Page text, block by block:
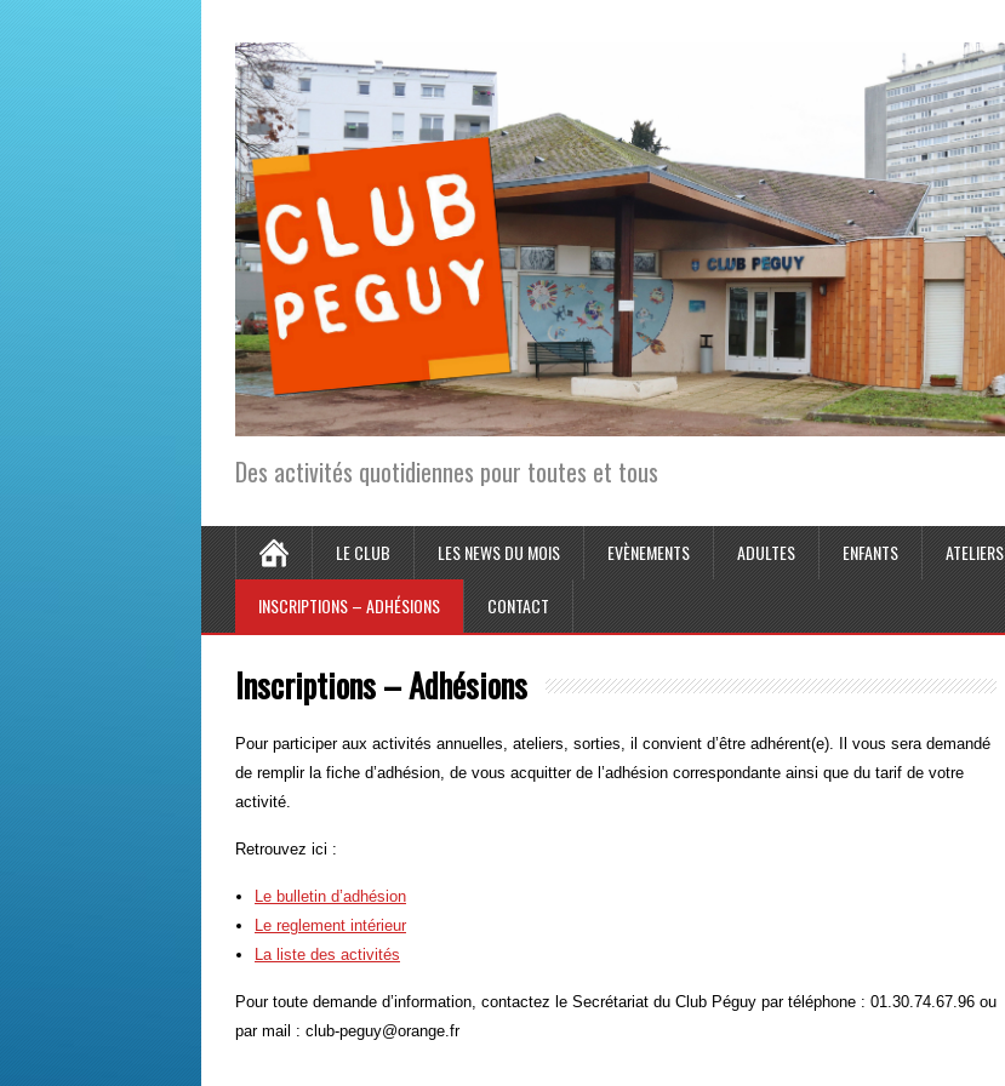
Des activités quotidiennes pour toutes et tous
LE CLUB LES NEWS DU MOIS EVÈNEMENTS ADULTES ENFANTS ATELIERS
INSCRIPTIONS – ADHÉSIONS CONTACT
Inscriptions – Adhésions
Pour participer aux activités annuelles, ateliers, sorties, il convient d’être adhérent(e). Il vous sera demandé
de remplir la fiche d’adhésion, de vous acquitter de l’adhésion correspondante ainsi que du tarif de votre
activité.
Retrouvez ici :
Le bulletin d’adhésion
Le reglement intérieur
La liste des activités
Pour toute demande d’information, contactez le Secrétariat du Club Péguy par téléphone : 01.30.74.67.96 ou
par mail : club-peguy@orange.fr